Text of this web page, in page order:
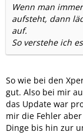
Wenn man
aufsteht, dann
auf.
So verstehe ich
So wie bei den
gut. Also bei mir
das Update war
mir die Fehler
Dinge bis hin zur